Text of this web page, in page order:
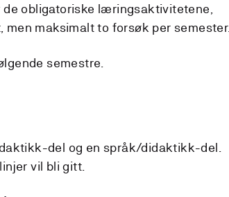
obligatoriske læringsaktivitetene,
maksimalt to forsøk per
semestre.
del og en språk/didaktikk-del.
vil bli gitt.